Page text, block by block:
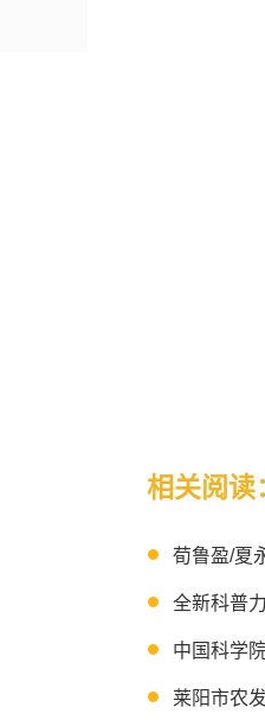
相关阅读
莱阳市农